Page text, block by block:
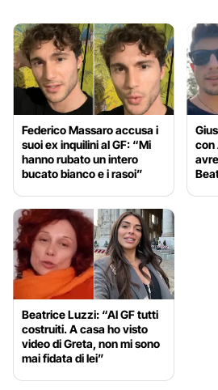
Federico Massaro accusa i
suoi ex inquilini al GF: “Mi
hanno rubato un intero
bucato bianco e i rasoi”
con
Beatrice Luzzi: “Al GF tutti
costruiti. A casa ho visto
video di Greta, non mi sono
mai fidata di lei”